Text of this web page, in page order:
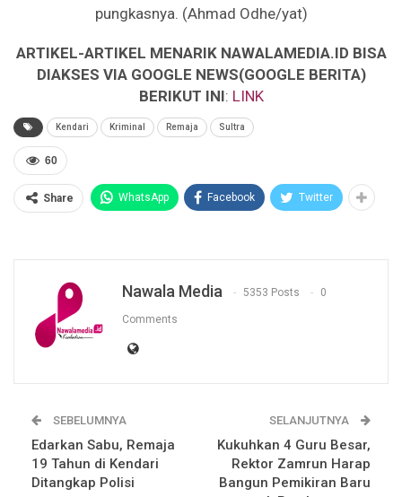
pungkasnya. (Ahmad Odhe/yat)
ARTIKEL-ARTIKEL MENARIK NAWALAMEDIA.ID BISA
DIAKSES VIA GOOGLE NEWS(GOOGLE BERITA)
BERIKUT INI: LINK
Kendari Kriminal Remaja Sultra
60
Share WhatsApp Facebook Twitter
Nawala Media 5353 Posts 0
Comments
SEBELUMNYA
Edarkan Sabu, Remaja
19 Tahun di Kendari
Ditangkap Polisi
SELANJUTNYA
Kukuhkan 4 Guru Besar,
Rektor Zamrun Harap
Bangun Pemikiran Baru